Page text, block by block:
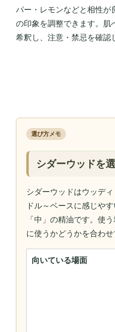
パー・レモンなどと相性が
の印象を調整できます。肌
希釈し、注意・禁忌を確認
選び方メモ
シダーウッドを
シダーウッドはウッデ
ドル～ベースに感じや
「中」の精油です。使
に使うかどうかを合わせ
向いている場面